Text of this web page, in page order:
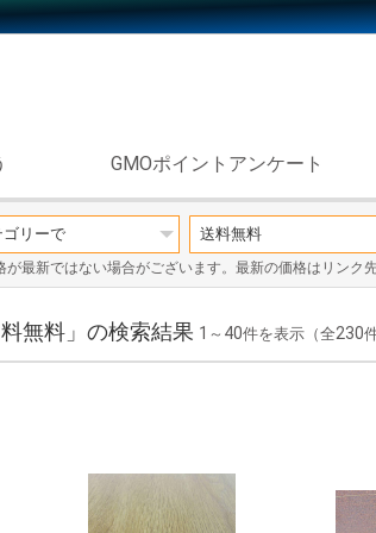
GMOポイントアンケート
最新ではない場合がございます。最新の価格はリンク
無料」の検索結果 1 ～ 40件を表示（全230